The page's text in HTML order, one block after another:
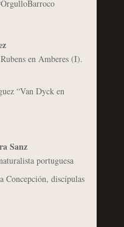
en Amberes (I).
“Van Dyck en
Sanz
portuguesa
Concepción, discípulas